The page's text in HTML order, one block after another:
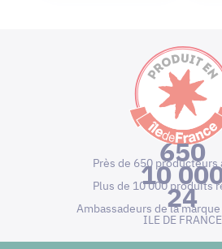
650
Près de 650 producteurs
10
Plus de 10 000 produits
24
Ambassadeurs de la marque
ILE DE FRANCE